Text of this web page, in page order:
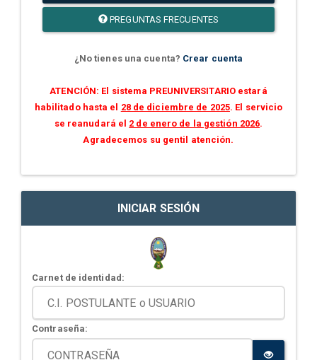
PREGUNTAS FRECUENTES
¿No tienes una cuenta? Crear cuenta
ATENCIÓN: El sistema PREUNIVERSITARIO estará
habilitado hasta el 28 de diciembre de 2025. El servicio
se reanudará el 2 de enero de la gestión 2026.
Agradecemos su gentil atención.
INICIAR SESIÓN
Carnet de identidad:
Contraseña: